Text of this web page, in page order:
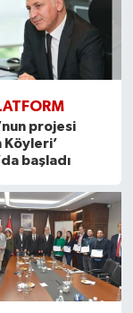
projesi
Köyleri’
başladı